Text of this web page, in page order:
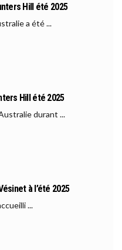
Hill été 2025
a été ...
Hill été 2025
durant ...
à l’été 2025
...